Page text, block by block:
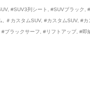
,#SUV3列シート ,#SUVブラック ,
＃カスタムSUV,#カスタムSUV,#カ
,#ブラックサーフ ,#リフトアップ,#即